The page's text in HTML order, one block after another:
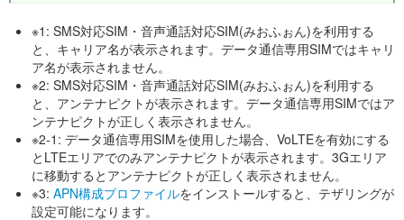
※1: SMS対応SIM・音声通話対応SIM(みおふぉん)を利用する
と、キャリア名が表示されます。データ通信専用SIMではキャリ
ア名が表示されません。
※2: SMS対応SIM・音声通話対応SIM(みおふぉん)を利用する
と、アンテナピクトが表示されます。データ通信専用SIMではア
ンテナピクトが正しく表示されません。
※2-1: データ通信専用SIMを使用した場合、VoLTEを有効にする
とLTEエリアでのみアンテナピクトが表示されます。3Gエリア
に移動するとアンテナピクトが正しく表示されません。
※3: APN構成プロファイルをインストールすると、テザリングが
設定可能になります。